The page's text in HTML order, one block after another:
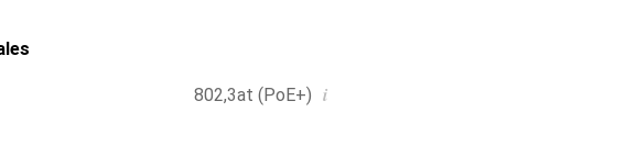
802,3at (PoE+) i